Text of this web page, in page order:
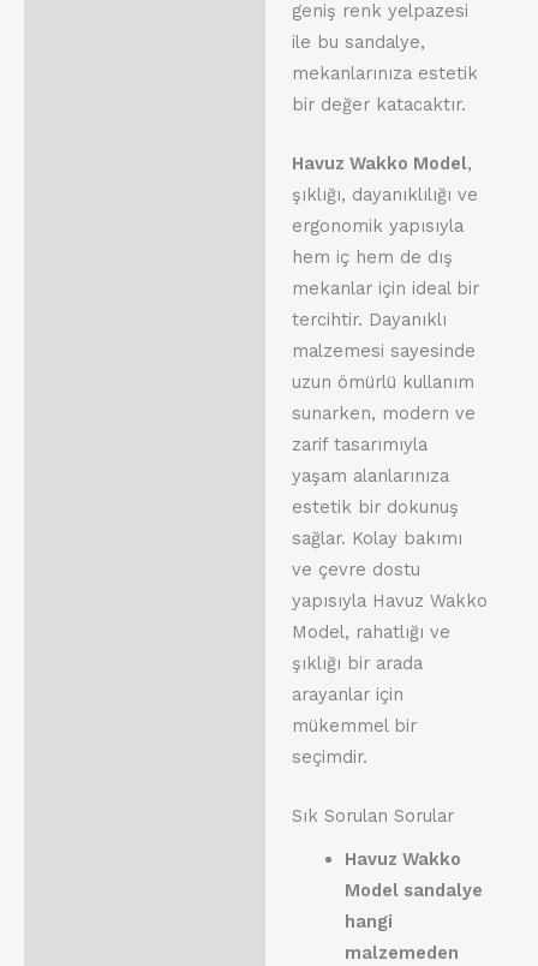
geniş renk yelpazesi
ile bu sandalye,
mekanlarınıza estetik
bir değer katacaktır.
Havuz Wakko Model,
şıklığı, dayanıklılığı ve
ergonomik yapısıyla
hem iç hem de dış
mekanlar için ideal bir
tercihtir. Dayanıklı
malzemesi sayesinde
uzun ömürlü kullanım
sunarken, modern ve
zarif tasarımıyla
yaşam alanlarınıza
estetik bir dokunuş
sağlar. Kolay bakımı
ve çevre dostu
yapısıyla Havuz Wakko
Model, rahatlığı ve
şıklığı bir arada
arayanlar için
mükemmel bir
seçimdir.
Sık Sorulan Sorular
Havuz Wakko
Model sandalye
hangi
malzemeden